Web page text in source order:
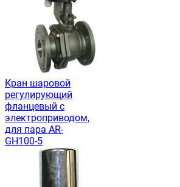
Кран шаровой
регулирующий
фланцевый с
электроприводом,
для пара AR-
GH100-5